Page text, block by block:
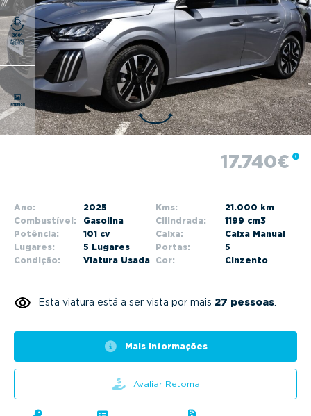
g
a
t
i
o
17.740€
Ano: 2025 Kms:
21.000 km
Combustível:
Gasolina Cilindrada:
1199 cm3
Potência:
101 cv Caixa:
Caixa Manual
Lugares:
5 Lugares Portas:
5
Condição:
Viatura Usada Cor: Cinzento
Esta viatura está a ser vista por mais 27 pessoas
Mais informações
Avaliar Retoma